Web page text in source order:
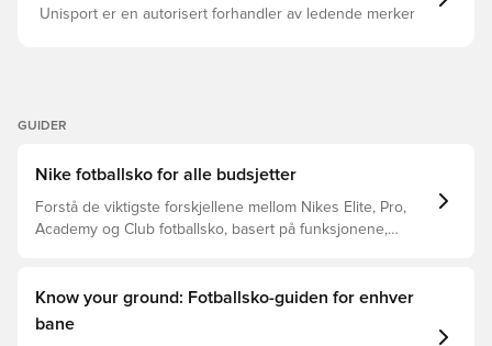
Unisport er en autorisert forhandler av ledende merker
GUIDER
Nike fotballsko for alle budsjetter
Forstå de viktigste forskjellene mellom Nikes Elite, Pro,
Academy og Club fotballsko, basert på funksjonene,
Know your ground: Fotballsko-guiden for enhver
bane